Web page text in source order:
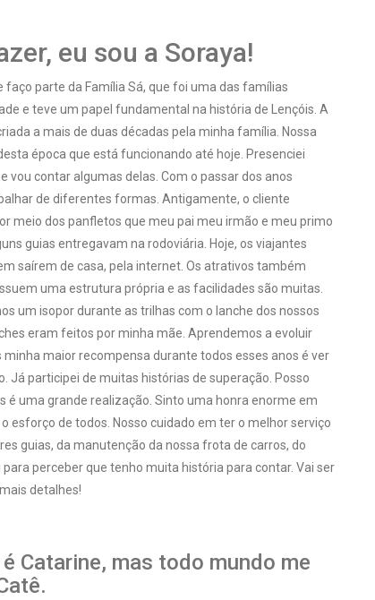
eu sou a Soraya!
faço parte da Família Sá, que foi uma das famílias
e teve um papel fundamental na história de Lençóis. A
a mais de duas décadas pela minha família. Nossa
época que está funcionando até hoje. Presenciei
vou contar algumas delas. Com o passar dos anos
de diferentes formas. Antigamente, o cliente
meio dos panfletos que meu pai meu irmão e meu primo
guias entregavam na rodoviária. Hoje, os viajantes
saírem de casa, pela internet. Os atrativos também
uma estrutura própria e as facilidades são muitas.
um isopor durante as trilhas com o lanche dos nossos
eram feitos por minha mãe. Aprendemos a evoluir
maior recompensa durante todos esses anos é ver
Já participei de muitas histórias de superação. Posso
uma grande realização. Sinto uma honra enorme em
esforço de todos. Nosso cuidado em ter o melhor serviço
guias, da manutenção da nossa frota de carros, do
perceber que tenho muita história para contar. Vai ser
detalhes!
Catarine, mas todo mundo me